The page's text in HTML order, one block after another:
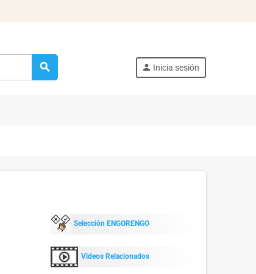
search person Inicia sesión
Selección ENGORENGO
Videos Relacionados